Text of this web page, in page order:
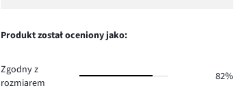
0.
głosów
Produkt został oceniony jako:
Zgodny z
rozmiarem
82%